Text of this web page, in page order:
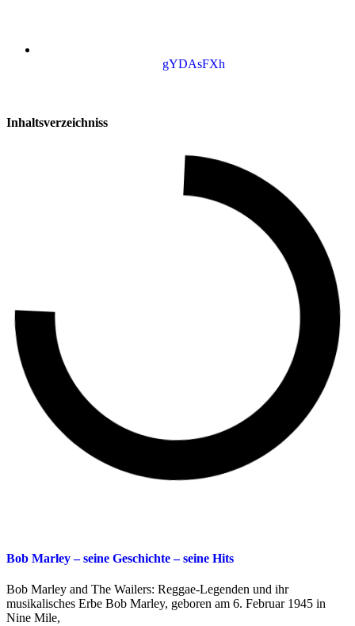
gYDAsFXh
Inhaltsverzeichniss
Bob Marley – seine Geschichte – seine Hits
Bob Marley and The Wailers: Reggae-Legenden und ihr
musikalisches Erbe Bob Marley, geboren am 6. Februar 1945 in
Nine Mile,